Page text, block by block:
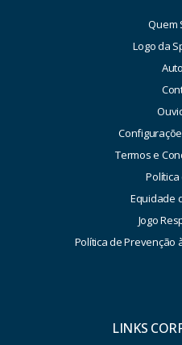
Quem
Logo da
Termos e
Política
Equidade
Jogo
Política de Prevenção
LINKS